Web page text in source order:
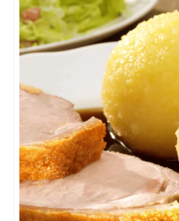
ca. 3 Stunden
Perfekt zur Oktoberfestzeit!
lecker!